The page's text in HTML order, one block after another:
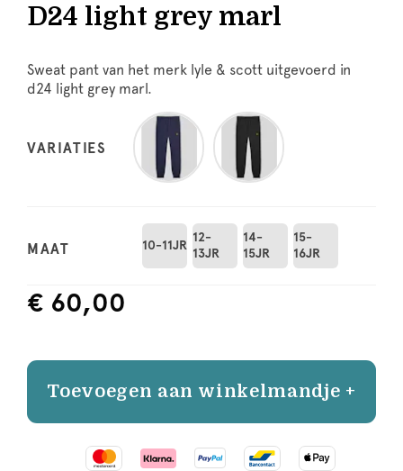
D24 light grey marl
Sweat pant van het merk lyle & scott uitgevoerd in
d24 light grey marl.
VARIATIES
MAAT 10-11JR
12-
13JR
14-
15JR
15-
16JR
€ 60,00
Toevoegen aan winkelmandje +